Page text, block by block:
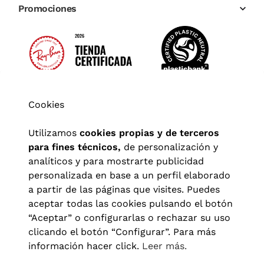
Promociones
Aviso legal| Política de privacidad Términos y condiciones
Política de cookies|Configuración de cookies
Cookies
Utilizamos cookies propias y de terceros
para fines técnicos, de personalización y
analíticos y para mostrarte publicidad
personalizada en base a un perfil elaborado
a partir de las páginas que visites. Puedes
aceptar todas las cookies pulsando el botón
“Aceptar” o configurarlas o rechazar su uso
clicando el botón “Configurar”. Para más
información hacer click. Leer más.